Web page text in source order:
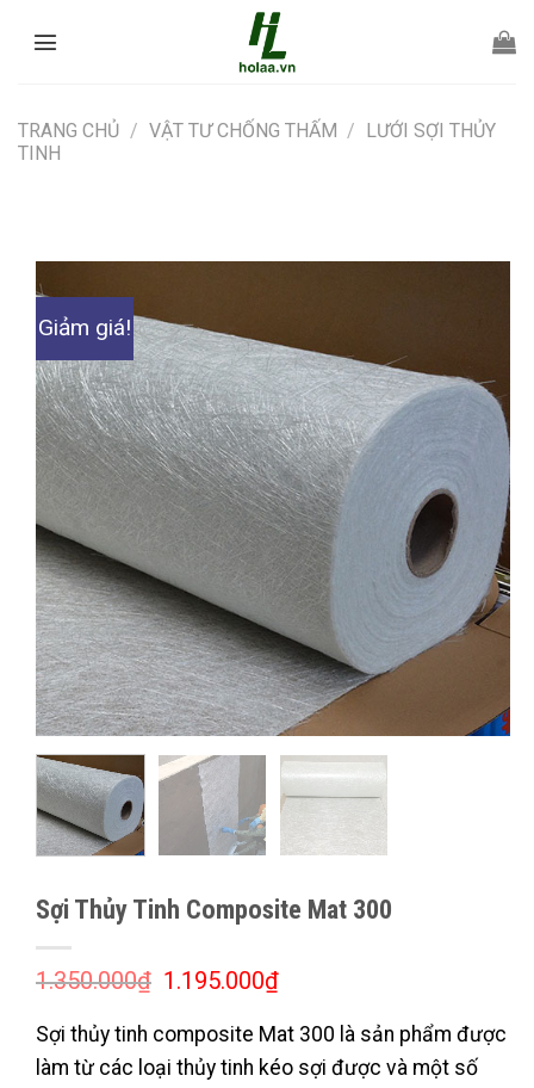
TRANG CHỦ / VẬT TƯ CHỐNG THẤM / LƯỚI SỢI THỦY
TINH
Giảm giá!
Sợi Thủy Tinh Composite Mat 300
1.350.000₫ Giá
gốc
1.350.000₫.
1.195.000₫Giá
là:
1.195.000₫.
Sợi thủy tinh composite Mat 300 là sản phẩm được
làm từ các loại thủy tinh kéo sợi được và một số